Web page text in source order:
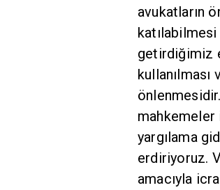
avukatların
getirdiğimiz
mahkemeler
yargılama
erdiriyoruz.
amacıyla